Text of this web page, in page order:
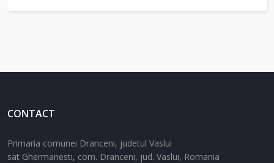
CONTACT
Primaria comunei Dranceni, judetul Vaslui
sat Ghermanesti, com. Dranceni, jud. Vaslui, Romania